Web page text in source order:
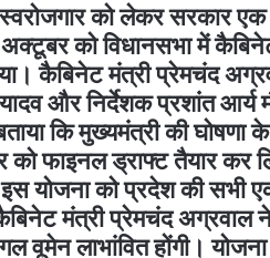
को लेकर सरकार
को विधानसभा में
कैबिनेट मंत्री प्रेमचंद
और निर्देशक प्रशांत आर्य
कि मुख्यमंत्री की घोषणा
को फाइनल ड्राफ्ट तैयार कर
योजना को प्रदेश की सभी
मंत्री प्रेमचंद अग्रवाल
वूमेन लाभांवित होंगी।